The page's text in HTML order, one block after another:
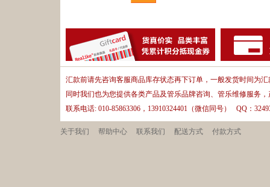
汇款前请先咨询客服商品库存状态再下订单，一般发货时间为汇
同时我们也为您提供各类产品及管乐品牌咨询、管乐维修服务
联系电话: 010-85863306，13910324401（微信同号） QQ：
关于我们 帮助中心 联系我们 配送方式 付款方式